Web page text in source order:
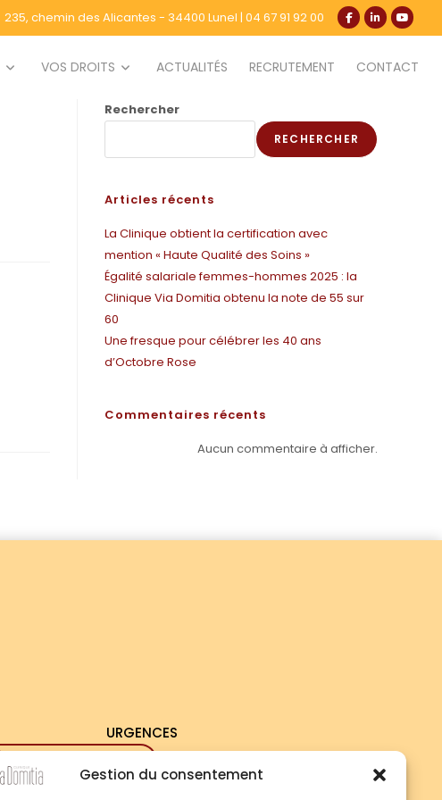
Gestion du consentement
235, chemin des Alicantes - 34400 Lunel | 04 67 91 92 00
VOS DROITS ACTUALITÉS RECRUTEMENT CONTACT
Rechercher
RECHERCHER
Articles récents
La Clinique obtient la certification avec
mention « Haute Qualité des Soins »
Égalité salariale femmes-hommes 2025 : la
Clinique Via Domitia obtenu la note de 55 sur
60
Une fresque pour célébrer les 40 ans
d’Octobre Rose
Commentaires récents
Aucun commentaire à afficher.
URGENCES
04 67 83 33 33